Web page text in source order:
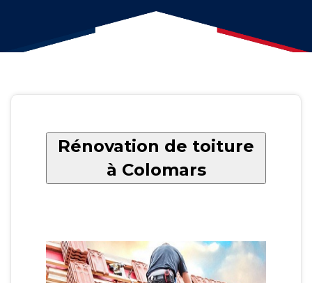
Rénovation de toiture
à Colomars